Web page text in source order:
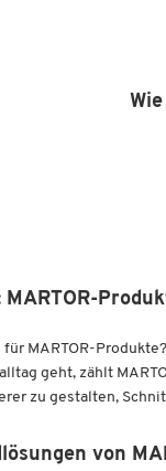
MARTOR-
MARTOR-
geht, zählt
zu gestalten,
von